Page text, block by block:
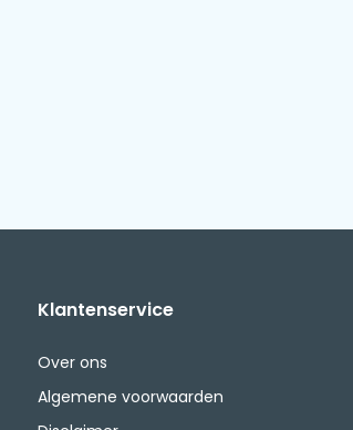
Klantenservice
Over ons
Algemene voorwaarden